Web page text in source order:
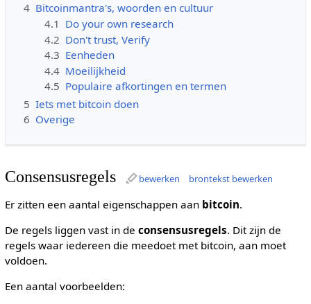
4 Bitcoinmantra's, woorden en cultuur
4.1 Do your own research
4.2 Don't trust, Verify
4.3 Eenheden
4.4 Moeilijkheid
4.5 Populaire afkortingen en termen
5 Iets met bitcoin doen
6 Overige
Consensusregels bewerken brontekst bewerken
Er zitten een aantal eigenschappen aan bitcoin.
De regels liggen vast in de consensusregels. Dit zijn de
regels waar iedereen die meedoet met bitcoin, aan moet
voldoen.
Een aantal voorbeelden: